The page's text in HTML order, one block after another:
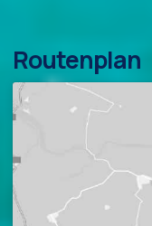
Routenplan